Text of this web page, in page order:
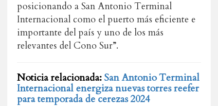
posicionando a San Antonio Terminal
Internacional como el puerto más eficiente e
importante del país y uno de los más
relevantes del Cono Sur”.
Noticia relacionada:San Antonio Terminal
Internacional energiza nuevas torres reefer
para temporada de cerezas 2024